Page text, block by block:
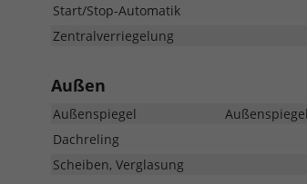
Start/Stop-Automatik
Zentralverriegelung
Außen
Außenspiegel
Dachreling
Scheiben, Verglasung